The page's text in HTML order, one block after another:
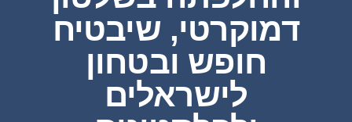
דמוקרטי, שיבטיח
חופש ובטחון
לישראלים